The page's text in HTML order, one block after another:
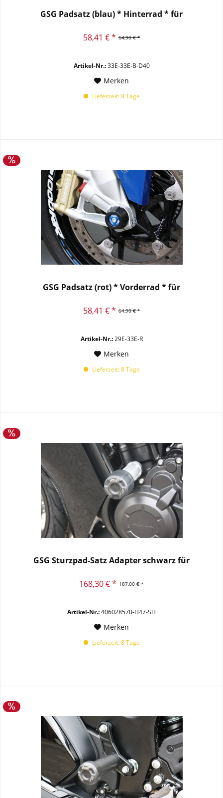
GSG Padsatz (blau) * Hinterrad * für
64,90 € *
58,41 € *
Artikel-Nr.:33E-33E-B-D40
Merken
Lieferzeit: 8 Tage
GSG Padsatz (rot) * Vorderrad * für
64,90 € *
58,41 € *
Artikel-Nr.:29E-33E-R
Merken
Lieferzeit: 8 Tage
GSG Sturzpad-Satz Adapter schwarz für
187,00 € *
168,30 € *
Artikel-Nr.:406028570-H47-SH
Merken
Lieferzeit: 8 Tage